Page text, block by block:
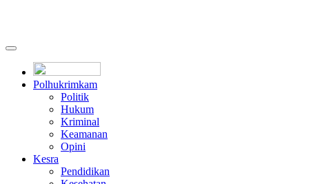
Polhukrimkam
Politik
Hukum
Kriminal
Keamanan
Opini
Kesra
Pendidikan